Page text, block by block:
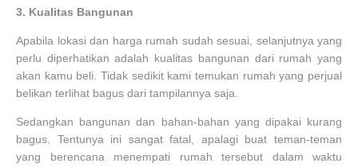
3. Kualitas Bangunan
Apabila lokasi dan harga rumah sudah sesuai, selanjutnya yang
perlu diperhatikan adalah kualitas bangunan dari rumah yang
akan kamu beli. Tidak sedikit kami temukan rumah yang perjual
belikan terlihat bagus dari tampilannya saja.
Sedangkan bangunan dan bahan-bahan yang dipakai kurang
bagus. Tentunya ini sangat fatal, apalagi buat teman-teman
yang berencana menempati rumah tersebut dalam waktu